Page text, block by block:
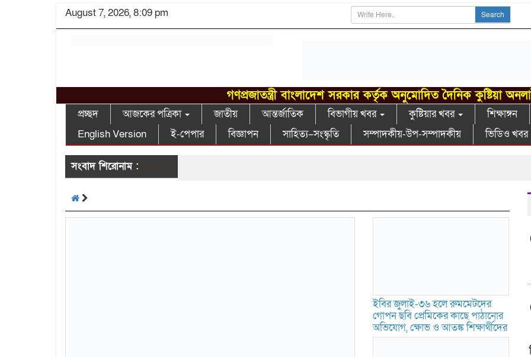
August 7, 2026, 8:09 pm Search
গণপ্রজাতন্ত্রী বাংলাদেশ সরকার কর্তৃক অনুমোদিত দৈনিক কুষ্টিয়া
প্রচ্ছদ আজকের পত্রিকা জাতীয় আন্তর্জাতিক বিভাগীয় খবর কুষ্টিয়ার খবর শিক্ষাঙ্গন
English Version
ই-পেপার বিজ্ঞাপন সাহিত্য–সংস্কৃতি সম্পাদকীয়-উপ-সম্পাদকীয় ভিডিও খবর
সংবাদ শিরোনাম :
ইবির জুলাই-৩৬ হলে রুমমেটদের
গোপন ছবি প্রেমিকের কাছে পাঠানোর
অভিযোগ, ক্ষোভ ও আতঙ্ক শিক্ষার্থীদের